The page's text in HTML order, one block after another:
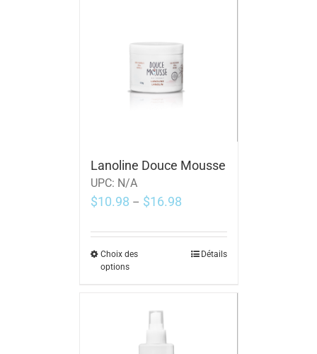
Lanoline Douce Mousse
UPC: N/A
$10.98 – $16.98
Choix des
options
Détails